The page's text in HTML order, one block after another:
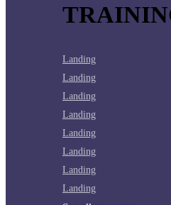
Landing
Landing
Landing
Landing
Landing
Landing
Landing
Landing